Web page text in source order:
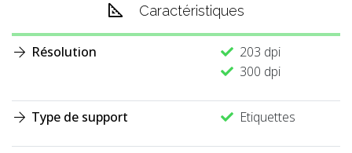
Caractéristiques
Résolution
203 dpi
300 dpi
Type de support Etiquettes